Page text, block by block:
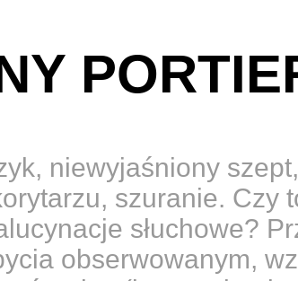
niewyjaśniony
szuranie. Czy
słuchowe?
obserwowanym,